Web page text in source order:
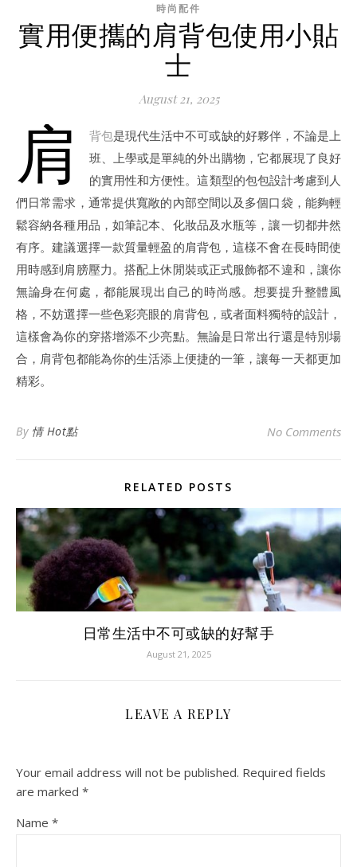
時尚配件
實用便攜的肩背包使用小貼
士
August 21, 2025
肩 背包是現代生活中不可或缺的好夥伴，不論是上
班、上學或是單純的外出購物，它都展現了良好
的實用性和方便性。這類型的包包設計考慮到人
們日常需求，通常提供寬敞的內部空間以及多個口袋，能夠輕
鬆容納各種用品，如筆記本、化妝品及水瓶等，讓一切都井然
有序。建議選擇一款質量輕盈的肩背包，這樣不會在長時間使
用時感到肩膀壓力。搭配上休閒裝或正式服飾都不違和，讓你
無論身在何處，都能展現出自己的時尚感。想要提升整體風
格，不妨選擇一些色彩亮眼的肩背包，或者面料獨特的設計，
這樣會為你的穿搭增添不少亮點。無論是日常出行還是特別場
合，肩背包都能為你的生活添上便捷的一筆，讓每一天都更加
精彩。
By 情 Hot點 No Comments
RELATED POSTS
日常生活中不可或缺的好幫手
August 21, 2025
LEAVE A REPLY
Your email address will not be published. Required fields
are marked *
Name *